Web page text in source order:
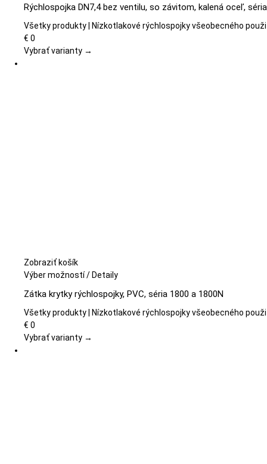
má
viacero
Možnosti
Rýchlospojka DN7,4 bez ventilu, so závitom, kalená oceľ,
Všetky produkty | Nízkotlakové rýchlospojky všeobecného
€ 0
Vybrať varianty →
Zobraziť košík
Výber možností Tento
má
viacero
Možnosti
/Detaily
Zátka krytky rýchlospojky, PVC, séria 1800 a 1800N
Všetky produkty | Nízkotlakové rýchlospojky všeobecného
€ 0
Vybrať varianty →